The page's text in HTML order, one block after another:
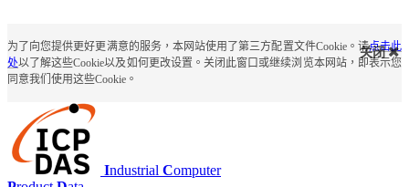
为了向您提供更好更满意的服务，本网站使用了第三方配置文件Cookie。请点击此
处以了解这些Cookie以及如何更改设置。关闭此窗口或继续浏览本网站，即表示您
同意我们使用这些Cookie。
关闭
Industrial Computer